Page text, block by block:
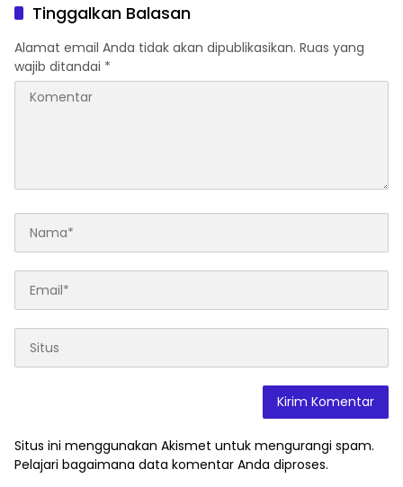
Tinggalkan Balasan
Alamat email Anda tidak akan dipublikasikan. Ruas yang
wajib ditandai *
Situs ini menggunakan Akismet untuk mengurangi spam.
Pelajari bagaimana data komentar Anda diproses.